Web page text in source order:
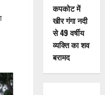
कपकोट में
खीर गंगा नदी
से 49 वर्षीय
व्यक्ति का शव
बरामद